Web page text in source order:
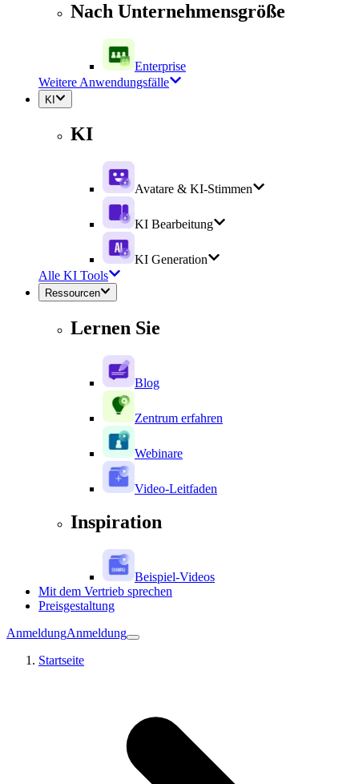
Nach Unternehmensgröße
Enterprise
Weitere Anwendungsfälle
KI
KI
Avatare & KI-Stimmen
KI Bearbeitung
KI Generation
Alle KI Tools
Ressourcen
Lernen Sie
Blog
Zentrum erfahren
Webinare
Video-Leitfaden
Inspiration
Beispiel-Videos
Mit dem Vertrieb sprechen
Preisgestaltung
AnmeldungAnmeldung
Startseite